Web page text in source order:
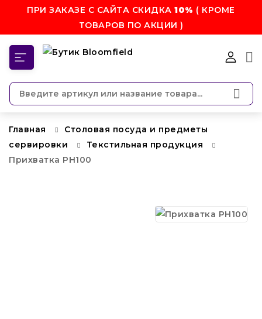
ПРИ ЗАКАЗЕ С САЙТА СКИДКА10% ( КРОМЕ
ТОВАРОВ ПО АКЦИИ )
Главная
Столовая посуда и предметы
сервировки
Текстильная продукция
Прихватка PH100